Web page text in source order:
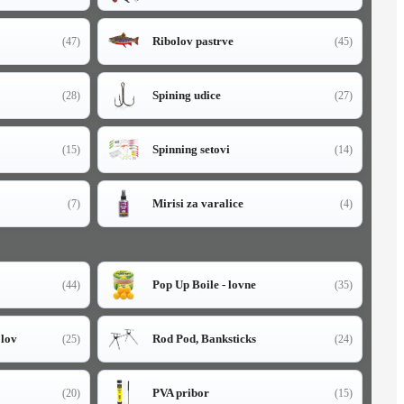
(47) Ribolov pastrve (45)
(28) Spining udice (27)
(15) Spinning setovi (14)
(7) Mirisi za varalice (4)
(44) Pop Up Boile - lovne (35)
(25) Rod Pod, Banksticks (24)
(20) PVA pribor (15)